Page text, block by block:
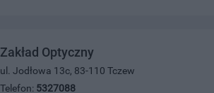
Zakład Optyczny
ul. Jodłowa 13c, 83-110 Tczew
Telefon: 5327088